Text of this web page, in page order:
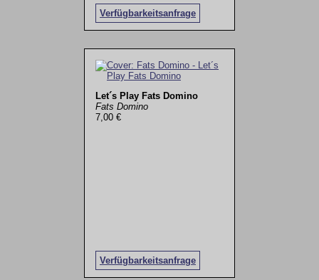
Verfügbarkeitsanfrage
Let´s Play Fats Domino
Fats Domino
7,00 €
Verfügbarkeitsanfrage